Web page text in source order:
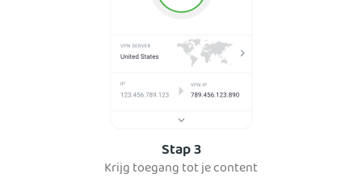
Stap 3
Krijg toegang tot je content